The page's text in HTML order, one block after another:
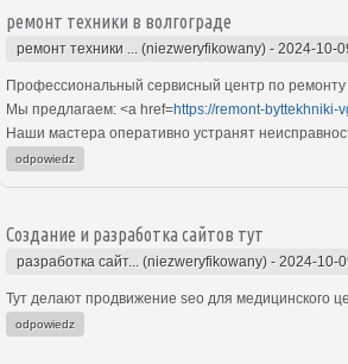
ремонт техники в волгограде
ремонт техники ... (niezweryfikowany) - 2024-10-
Профессиональный сервисный центр по
Мы предлагаем: <a href=https://remont-byttekhniki-
Наши мастера оперативно устранят
odpowiedz
Создание и разработка сайтов тут
разработка сайт... (niezweryfikowany) - 2024-10-
Тут делают продвижение seo для медицинского
odpowiedz